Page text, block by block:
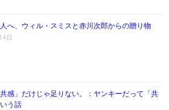
へ、ウィル・スミスと赤川次郎からの贈り物
日
感」だけじゃ足りない。：ヤンキーだって「共
う話